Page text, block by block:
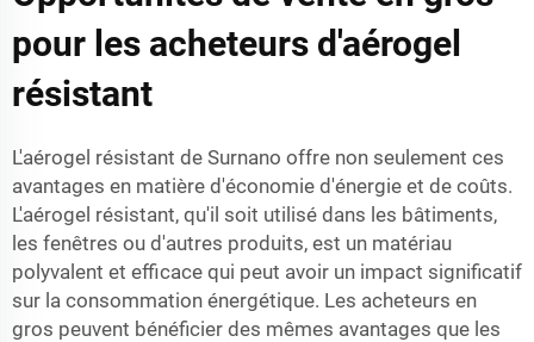
pour les acheteurs d'aérogel
résistant
L'aérogel résistant de Surnano offre non seulement ces
avantages en matière d'économie d'énergie et de coûts.
L'aérogel résistant, qu'il soit utilisé dans les bâtiments,
les fenêtres ou d'autres produits, est un matériau
polyvalent et efficace qui peut avoir un impact significatif
sur la consommation énergétique. Les acheteurs en
gros peuvent bénéficier des mêmes avantages que les